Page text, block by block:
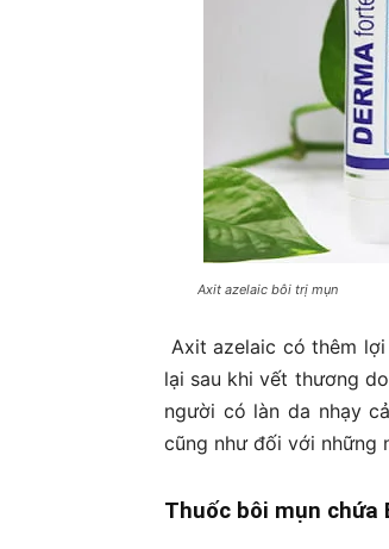
Axit azelaic bôi trị mụn
Axit azelaic có thêm
lại sau khi vết thương
người có làn da nhạy
cũng như đối với những
Thuốc bôi mụn chứa